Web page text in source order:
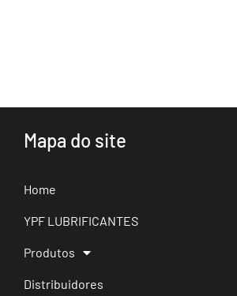
Mapa do site
Home
YPF LUBRIFICANTES
Produtos
Distribuidores